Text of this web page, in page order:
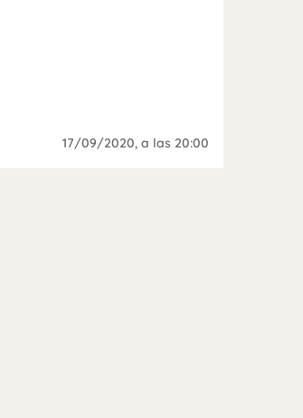
17/09/2020, a las 20:00